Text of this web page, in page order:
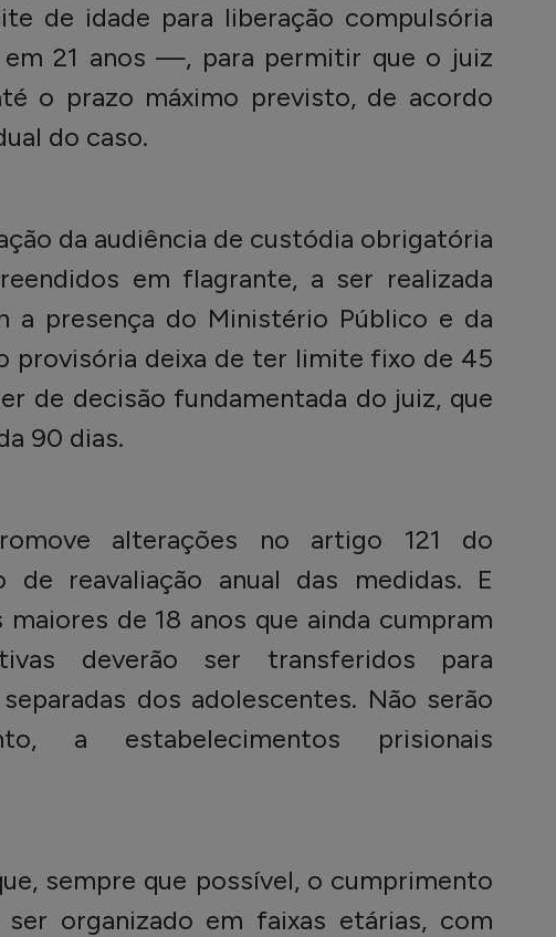
de idade para liberação compulsória
21 anos —, para permitir que o juiz
o prazo máximo previsto, de acordo
do caso.
da audiência de custódia obrigatória
em flagrante, a ser realizada
a presença do Ministério Público e da
provisória deixa de ter limite fixo de 45
de decisão fundamentada do juiz, que
90 dias.
alterações no artigo 121 do
de reavaliação anual das medidas. E
de 18 anos que ainda cumpram
deverão ser transferidos para
dos adolescentes. Não serão
a estabelecimentos prisionais
sempre que possível, o cumprimento
organizado em faixas etárias, com